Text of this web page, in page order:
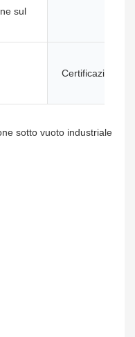
sul
Certificazione: